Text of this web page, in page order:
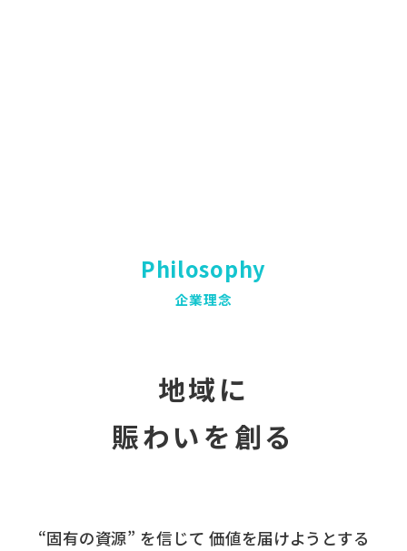
Philosophy
企業理念
地域に
賑わいを創る
“固有の​資源” を​信じて 価値を​届けようとする​